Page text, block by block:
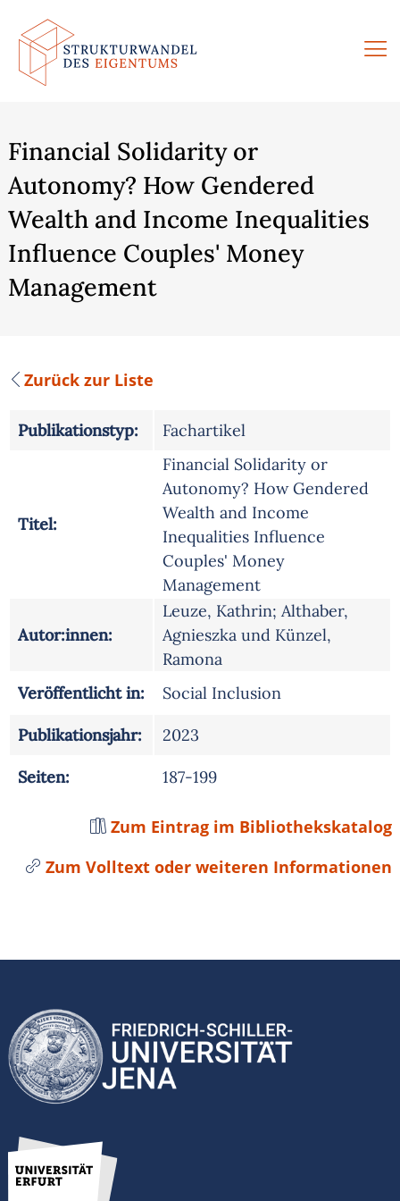
Zum
Inhalt
springen
Financial Solidarity or
Autonomy? How Gendered
Wealth and Income Inequalities
Influence Couples' Money
Management
Zurück zur Liste
Publikationstyp: Fachartikel
Titel:
Financial Solidarity or
Autonomy? How Gendered
Wealth and Income
Inequalities Influence
Couples' Money
Management
Autor:innen:
Leuze, Kathrin; Althaber,
Agnieszka und Künzel,
Ramona
Veröffentlicht in:
Social Inclusion
Publikationsjahr: 2023
Seiten: 187-199
Zum Eintrag im Bibliothekskatalog
Zum Volltext oder weiteren Informationen